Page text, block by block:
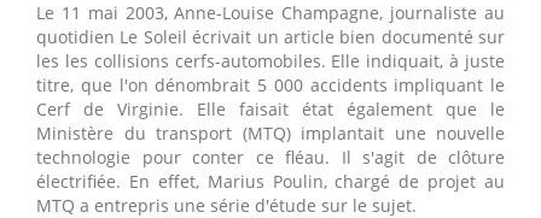
Le 11 mai 2003, Anne-Louise Champagne, journaliste au
quotidien Le Soleil écrivait un article bien documenté sur
les les collisions cerfs-automobiles. Elle indiquait, à juste
titre, que l'on dénombrait 5 000 accidents impliquant le
Cerf de Virginie. Elle faisait état également que le
Ministère du transport (MTQ) implantait une nouvelle
technologie pour conter ce fléau. Il s'agit de clôture
électrifiée. En effet, Marius Poulin, chargé de projet au
MTQ a entrepris une série d'étude sur le sujet.